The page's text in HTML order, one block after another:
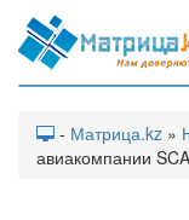
- Матрица.kz »
авиакомпании